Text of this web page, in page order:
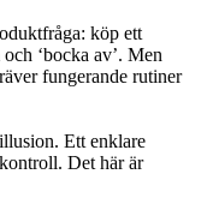
köp ett
‘bocka av’. Men
fungerande rutiner
Ett enklare
Det här är